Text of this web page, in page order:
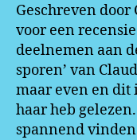
Geschreven
voor een
deelnemen aan
sporen’ van
maar even en dit
haar heb
spannend